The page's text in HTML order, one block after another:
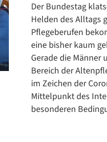
Der Bundestag
Helden des Alltags
Pflegeberufen
eine bisher kaum
Gerade die Männer
Bereich der
im Zeichen der
Mittelpunkt des
besonderen